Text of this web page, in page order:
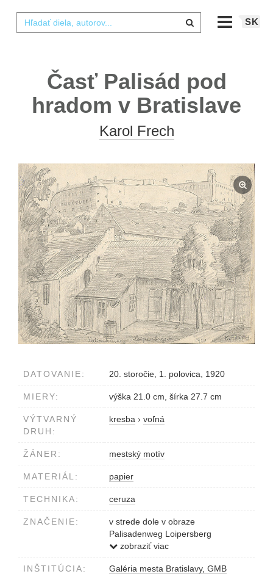
SK
Časť Palisád pod
hradom v Bratislave
Karol Frech
DATOVANIE: 20. storočie, 1. polovica, 1920
MIERY: výška 21.0 cm, šírka 27.7 cm
VÝTVARNÝ
DRUH:
kresba › voľná
ŽÁNER: mestský motív
MATERIÁL: papier
TECHNIKA: ceruza
ZNAČENIE:
v strede dole v obraze
Palisadenweg Loipersberg
vpravo dole v obraze 1920
zobraziť viac
INŠTITÚCIA: Galéria mesta Bratislavy, GMB